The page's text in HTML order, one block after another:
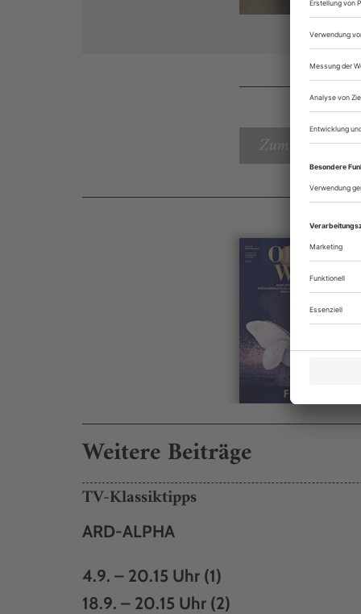
Zum
Weitere Beiträge
TV-Klassiktipps
ARD-ALPHA
4.9. – 20.15 Uhr (1)
18.9. – 20.15 Uhr (2)